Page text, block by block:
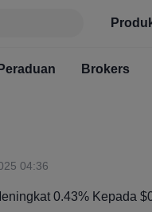
Berita Isyarat
Peraduan Brokers
04:36
0.43% Kepada